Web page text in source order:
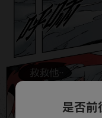
是否